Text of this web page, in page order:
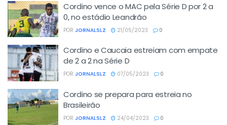
Cordino vence o MAC pela Série D por 2 a
0, no estádio Leandrão
POR JORNALSLZ 21/05/2023 0
Cordino e Caucaia estreiam com empate
de 2 a 2 na Série D
POR JORNALSLZ 07/05/2023 0
Cordino se prepara para estreia no
Brasileirão
POR JORNALSLZ 24/04/2023 0